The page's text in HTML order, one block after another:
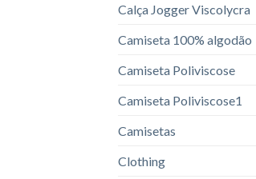
Calça Jogger Viscolycra
Camiseta 100% algodão
Camiseta Poliviscose
Camiseta Poliviscose1
Camisetas
Clothing